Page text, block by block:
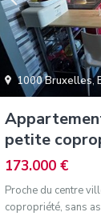
1000 Bruxelles,
petite
173.000 €
Proche du centre
copropriété, sans